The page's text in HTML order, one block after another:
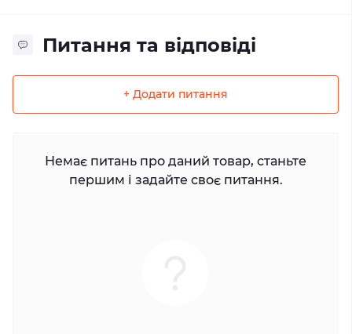
Питання та відповіді
+ Додати питання
Немає питань про даний товар, станьте
першим і задайте своє питання.